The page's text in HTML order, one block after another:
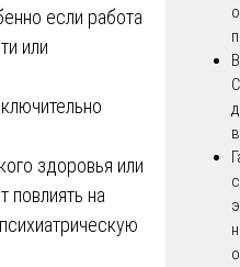
если работа
или
здоровья или
повлиять на